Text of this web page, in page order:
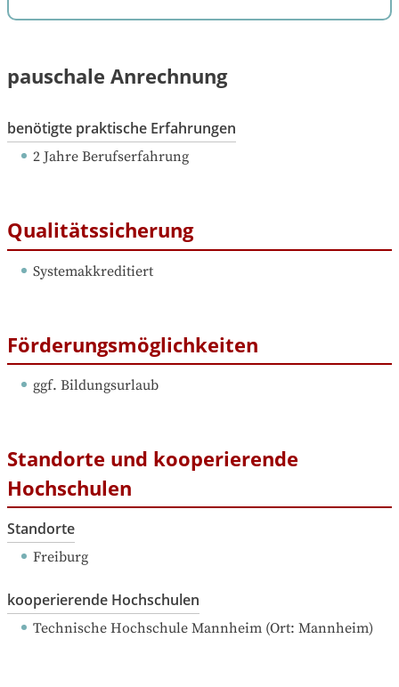
pauschale Anrechnung
benötigte praktische Erfahrungen
2 Jahre Berufserfahrung
Qualitätssicherung
Systemakkreditiert
Förderungsmöglichkeiten
ggf. Bildungsurlaub
Standorte und kooperierende
Hochschulen
Standorte
Freiburg
kooperierende Hochschulen
Technische Hochschule Mannheim (Ort: Mannheim)